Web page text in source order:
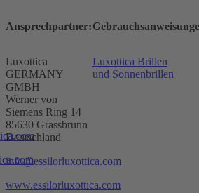
Ansprechpartner:
Luxottica
GERMANY
GMBH
Werner von
Siemens Ring 14
85630 Grassbrunn
Deutschland
info@essilorluxottica.com
www.essilorluxottica.com
Luxottica Brillen
und Sonnenbrillen